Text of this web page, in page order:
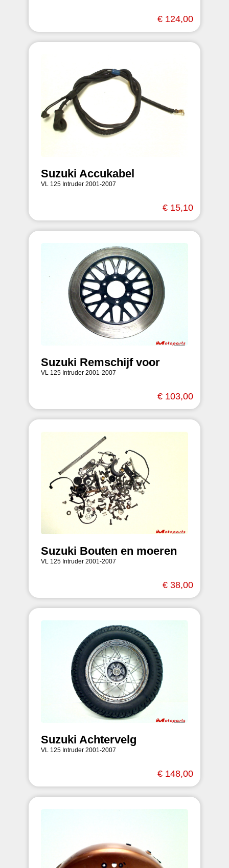
€ 124,00
Suzuki Accukabel
VL 125 Intruder 2001-2007
€ 15,10
Suzuki Remschijf voor
VL 125 Intruder 2001-2007
€ 103,00
Suzuki Bouten en moeren
VL 125 Intruder 2001-2007
€ 38,00
Suzuki Achtervelg
VL 125 Intruder 2001-2007
€ 148,00